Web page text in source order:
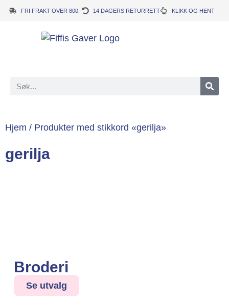
FRI FRAKT OVER 800,- 14 DAGERS RETURRETT KLIKK OG HENT
Hjem / Produkter med stikkord «gerilja»
gerilja
Broderi
Se utvalg